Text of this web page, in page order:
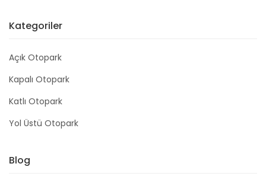
Kategoriler
Açık Otopark
Kapalı Otopark
Katlı Otopark
Yol Üstü Otopark
Blog